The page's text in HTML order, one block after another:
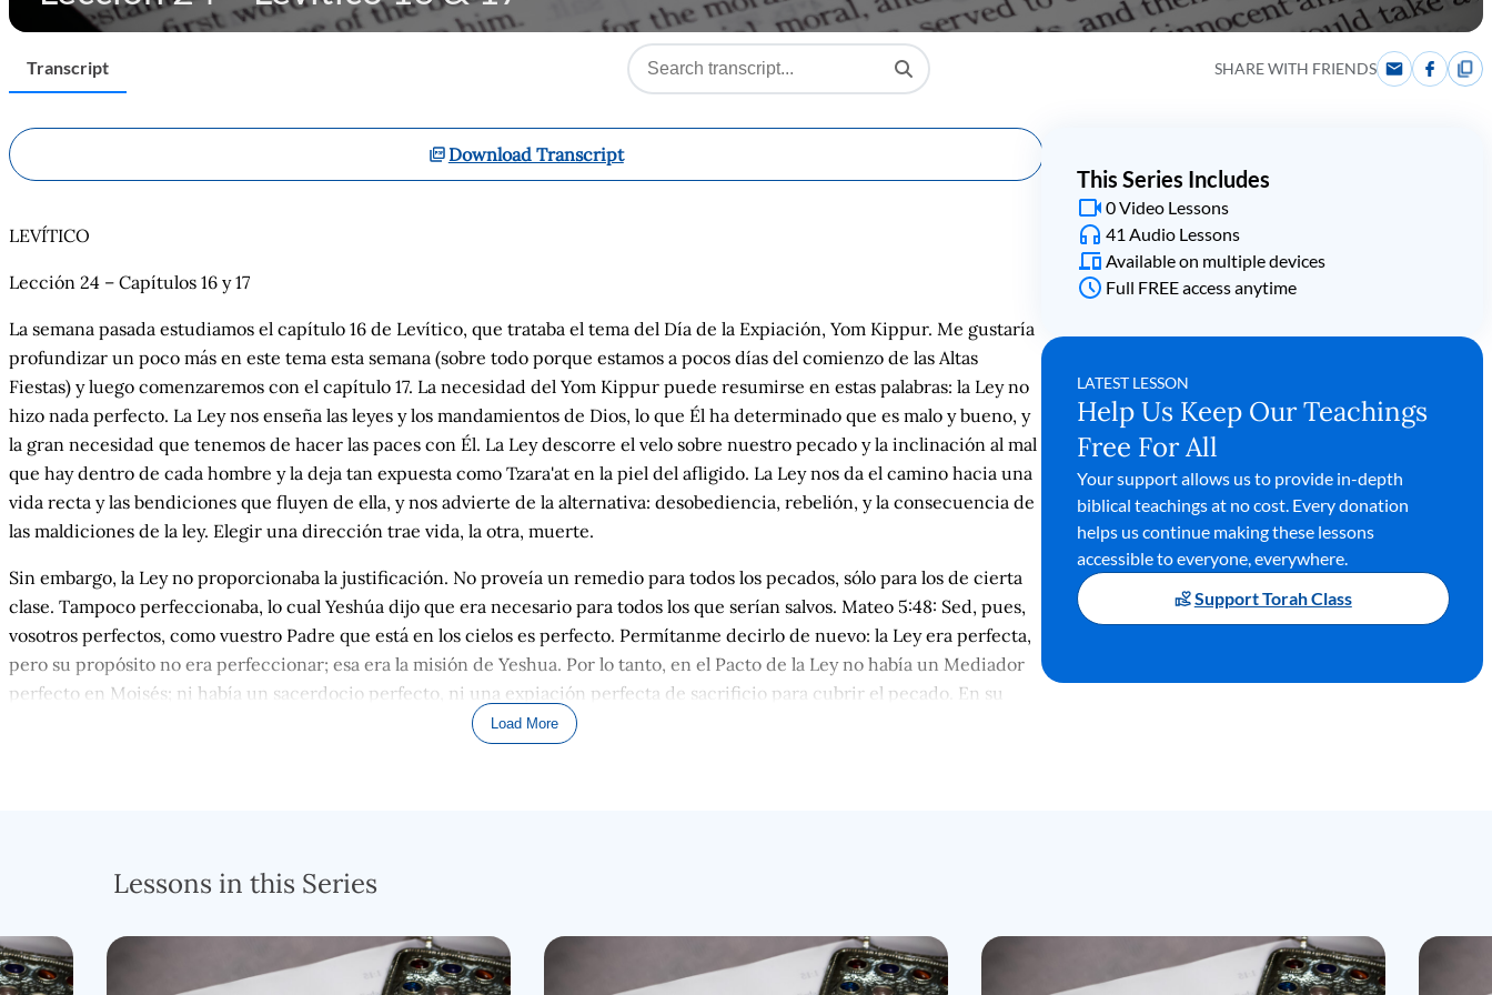
Transcript SHARE WITH FRIENDS
Download Transcript
LEVÍTICO
Lección 24 – Capítulos 16 y 17
La semana pasada estudiamos el capítulo 16 de Levítico, que trataba el tema del Día de la Expiación, Yom Kippur. Me gustaría
profundizar un poco más en este tema esta semana (sobre todo porque estamos a pocos días del comienzo de las Altas
Fiestas) y luego comenzaremos con el capítulo 17. La necesidad del Yom Kippur puede resumirse en estas palabras: la Ley no
hizo nada perfecto. La Ley nos enseña las leyes y los mandamientos de Dios, lo que Él ha determinado que es malo y bueno, y
la gran necesidad que tenemos de hacer las paces con Él. La Ley descorre el velo sobre nuestro pecado y la inclinación al mal
que hay dentro de cada hombre y la deja tan expuesta como Tzara'at en la piel del afligido. La Ley nos da el camino hacia una
vida recta y las bendiciones que fluyen de ella, y nos advierte de la alternativa: desobediencia, rebelión, y la consecuencia de
las maldiciones de la ley. Elegir una dirección trae vida, la otra, muerte.
Sin embargo, la Ley no proporcionaba la justificación. No proveía un remedio para todos los pecados, sólo para los de cierta
clase. Tampoco perfeccionaba, lo cual Yeshúa dijo que era necesario para todos los que serían salvos. Mateo 5:48: Sed, pues,
vosotros perfectos, como vuestro Padre que está en los cielos es perfecto. Permítanme decirlo de nuevo: la Ley era perfecta,
pero su propósito no era perfeccionar; esa era la misión de Yeshua. Por lo tanto, en el Pacto de la Ley no había un Mediador
perfecto en Moisés; ni había un sacerdocio perfecto, ni una expiación perfecta de sacrificio para cubrir el pecado. En su
lugar, los sacrificios rituales y las limpiezas tenían que continuar día tras día, año tras año. Aun así, el pecado y la inmundicia
abundaban; tanto que la iniquidad se amontonaba en la gente y la inmundicia ensuciaba el mismo Tabernáculo de Dios, así
Yom Kippur, y el pueblo comprendía tan bien su enorme importancia que se ganó el apodo de "el Gran Día", o incluso
bíblico. Incluso el número del mes y del día es significativo: el 7º mes es el mes sabático. Las 7 Fiestas Bíblicas tienen lugar a lo
largo de 7 meses.
Load More
This Series Includes
0 Video Lessons
41 Audio Lessons
Available on multiple devices
Full FREE access anytime
LATEST LESSON
Help Us Keep Our Teachings
Free For All
Your support allows us to provide in-depth
biblical teachings at no cost. Every donation
helps us continue making these lessons
accessible to everyone, everywhere.
Support Torah Class
Lessons in this Series